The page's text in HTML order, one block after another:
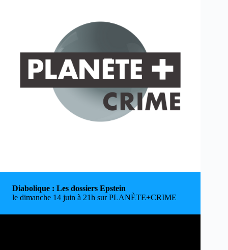
Diabolique : Les dossiers Epstein
le dimanche 14 juin à 21h sur PLANÈTE+CRIME